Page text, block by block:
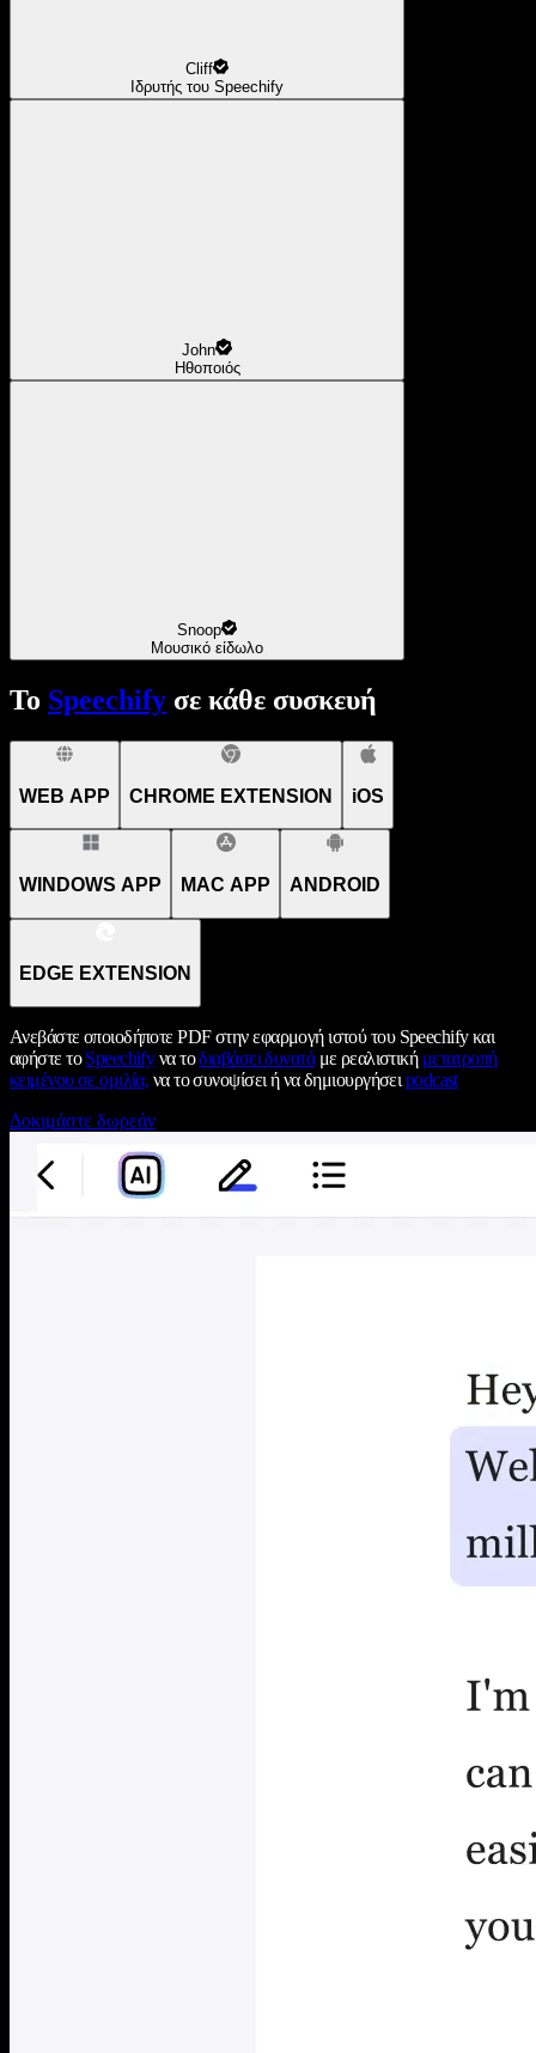
Cliff
Ιδρυτής του Speechify
John
Ηθοποιός
Snoop
Μουσικό είδωλο
Το Speechify σε κάθε συσκευή
WEB APP CHROME EXTENSION iOS
WINDOWS APP MAC APP ANDROID
EDGE EXTENSION
Ανεβάστε οποιοδήποτε PDF στην εφαρμογή ιστού του Speechify και
αφήστε τοSpeechifyνα τοδιαβάσει δυνατάμε ρεαλιστική μετατροπή
κειμένου σε ομιλία, να το συνοψίσει ή να δημιουργήσει podcast
Δοκιμάστε δωρεάν